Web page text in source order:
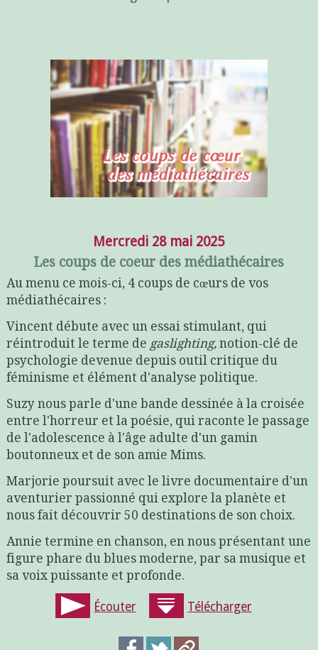
Mercredi 28 mai 2025
Les coups de coeur des médiathécaires
Au menu ce mois-ci, 4 coups de cœurs de vos
médiathécaires :
Vincent débute avec un essai stimulant, qui
réintroduit le terme de gaslighting,notion-clé de
psychologie devenue depuis outil critique du
féminisme et élément d'analyse politique.
Suzy nous parle d'une bande dessinée à la croisée
entre l'horreur et la poésie, qui raconte le passage
de l'adolescence à l'âge adulte d'un gamin
boutonneux et de son amie Mims.
Marjorie poursuit avec le livre documentaire d'un
aventurier passionné qui explore la planète et
nous fait découvrir 50 destinations de son choix.
Annie termine en chanson, en nous présentant une
figure phare du blues moderne, par sa musique et
sa voix puissante et profonde.
Écouter Télécharger